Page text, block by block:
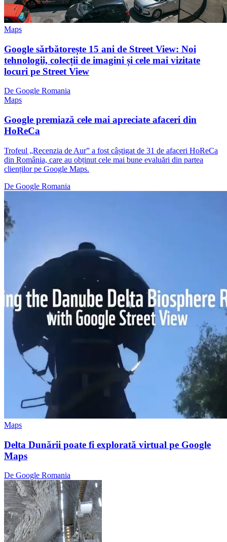
Maps
Google sărbătorește 15 ani de Street View: Noi
tehnologii, colecții de imagini și cele mai vizitate
locuri pe Street View
De Google Romania
Maps
Google premiază cele mai apreciate afaceri din
HoReCa
Trofeul „Recenzia de Aur” a fost câștigat de 31 de afaceri HoReCa
din România, care au obținut cele mai bune evaluări din partea
clienților pe Google Maps.
De Google Romania
Maps
Delta Dunării poate fi explorată virtual pe Google
Maps
De Google Romania